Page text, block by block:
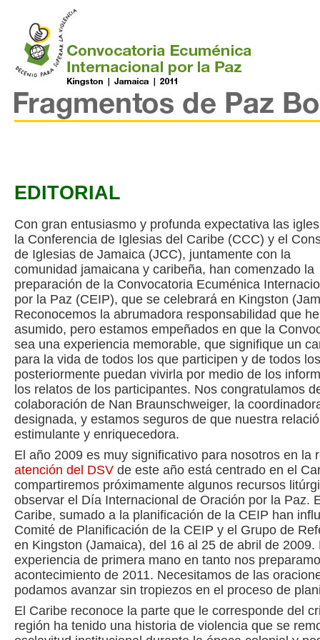
EDITORIAL
Con gran entusiasmo y profunda expectativa las
la Conferencia de Iglesias del Caribe (CCC) y el
de Iglesias de Jamaica (JCC), juntamente con la
comunidad jamaicana y caribeña, han comenzado la
preparación de la Convocatoria Ecuménica
por la Paz (CEIP), que se celebrará en Kingston
Reconocemos la abrumadora responsabilidad que
asumido, pero estamos empeñados en que la
sea una experiencia memorable, que signifique un
para la vida de todos los que participen y de todos
posteriormente puedan vivirla por medio de los
los relatos de los participantes. Nos congratulamos
colaboración de Nan Braunschweiger, la
designada, y estamos seguros de que nuestra
estimulante y enriquecedora.
El año 2009 es muy significativo para nosotros en la
atención del DSV de este año está centrado en el
compartiremos próximamente algunos recursos
observar el Día Internacional de Oración por la Paz.
Caribe, sumado a la planificación de la CEIP han
Comité de Planificación de la CEIP y el Grupo de
en Kingston (Jamaica), del 16 al 25 de abril de
experiencia de primera mano en tanto nos
acontecimiento de 2011. Necesitamos de las
podamos avanzar sin tropiezos en el proceso de
El Caribe reconoce la parte que le corresponde del
región ha tenido una historia de violencia que se